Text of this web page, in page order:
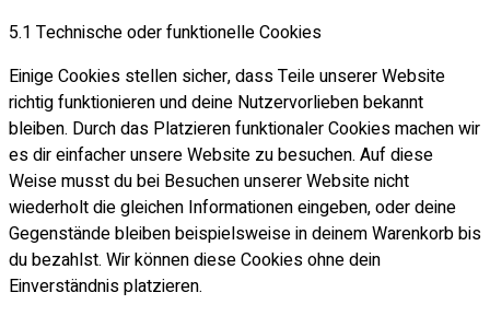
5.1 Technische oder funktionelle Cookies
Einige Cookies stellen sicher, dass Teile unserer Website
richtig funktionieren und deine Nutzervorlieben bekannt
bleiben. Durch das Platzieren funktionaler Cookies machen wir
es dir einfacher unsere Website zu besuchen. Auf diese
Weise musst du bei Besuchen unserer Website nicht
wiederholt die gleichen Informationen eingeben, oder deine
Gegenstände bleiben beispielsweise in deinem Warenkorb bis
du bezahlst. Wir können diese Cookies ohne dein
Einverständnis platzieren.